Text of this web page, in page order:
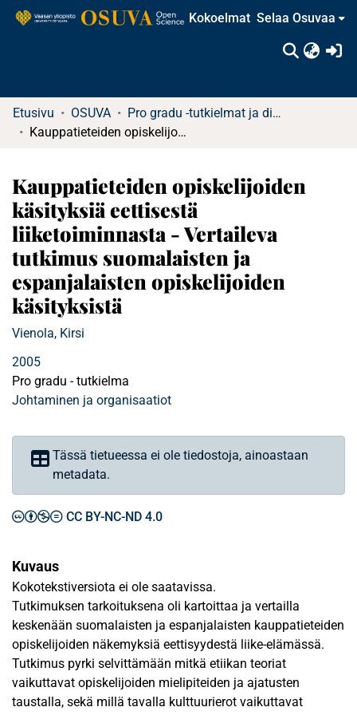
Kokoelmat Selaa Osuvaa
Etusivu OSUVA
Pro gradu -tutkielmat ja diplomityöt
Kauppatieteiden opiskelijoiden käsityksiä eettisestä liiketoiminnasta - Vertaileva tutkimus suomalaisten ja espanjalaisten opiskelijoiden käsityksistä
Kauppatieteiden opiskelijoiden
käsityksiä eettisestä
liiketoiminnasta - Vertaileva
tutkimus suomalaisten ja
espanjalaisten opiskelijoiden
käsityksistä
Vienola, Kirsi
2005
Pro gradu - tutkielma
Johtaminen ja organisaatiot
Tässä tietueessa ei ole tiedostoja, ainoastaan
metadata.
CC BY-NC-ND 4.0
Kuvaus
Kokotekstiversiota ei ole saatavissa.
Tutkimuksen tarkoituksena oli kartoittaa ja vertailla
keskenään suomalaisten ja espanjalaisten kauppatieteiden
opiskelijoiden näkemyksiä eettisyydestä liike-elämässä.
Tutkimus pyrki selvittämään mitkä etiikan teoriat
vaikuttavat opiskelijoiden mielipiteiden ja ajatusten
taustalla, sekä millä tavalla kulttuurierot vaikuttavat